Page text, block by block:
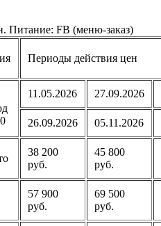
Питание: FB (меню-заказ)
Периоды действия цен
11.05.2026 27.09.2026
26.09.2026 05.11.2026
38 200
руб.
45 800
руб.
57 900
руб.
69 500
руб.